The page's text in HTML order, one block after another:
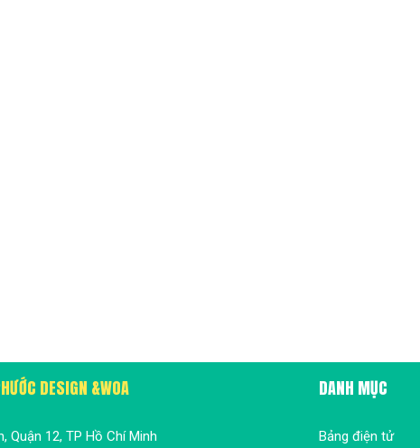
DESIGN &WOA
Quận 12, TP Hồ Chí Minh
DANH MỤC
Bảng điện tử